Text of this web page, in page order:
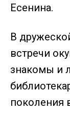
Есенина.
В
встречи
знакомы и
поколения